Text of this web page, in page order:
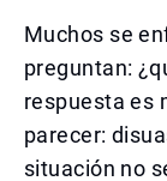
Muchos se
preguntan:
respuesta es
parecer:
situación no